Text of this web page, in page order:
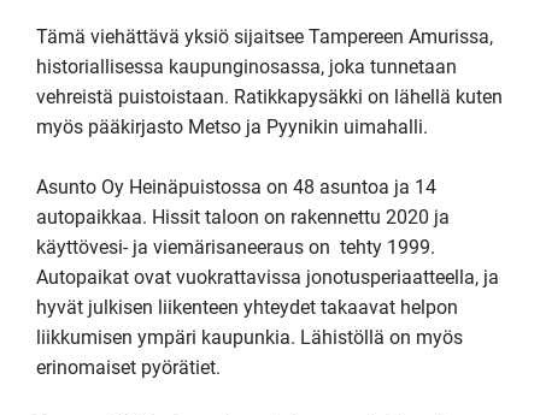
Tämä viehättävä yksiö sijaitsee Tampereen Amurissa,
historiallisessa kaupunginosassa, joka tunnetaan
vehreistä puistoistaan. Ratikkapysäkki on lähellä kuten
myös pääkirjasto Metso ja Pyynikin uimahalli.
Asunto Oy Heinäpuistossa on 48 asuntoa ja 14
autopaikkaa. Hissit taloon on rakennettu 2020 ja
käyttövesi- ja viemärisaneeraus on  tehty 1999.
Autopaikat ovat vuokrattavissa jonotusperiaatteella, ja
hyvät julkisen liikenteen yhteydet takaavat helpon
liikkumisen ympäri kaupunkia. Lähistöllä on myös
erinomaiset pyörätiet.